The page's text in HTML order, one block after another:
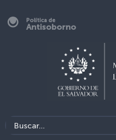
Política de
Antisoborno